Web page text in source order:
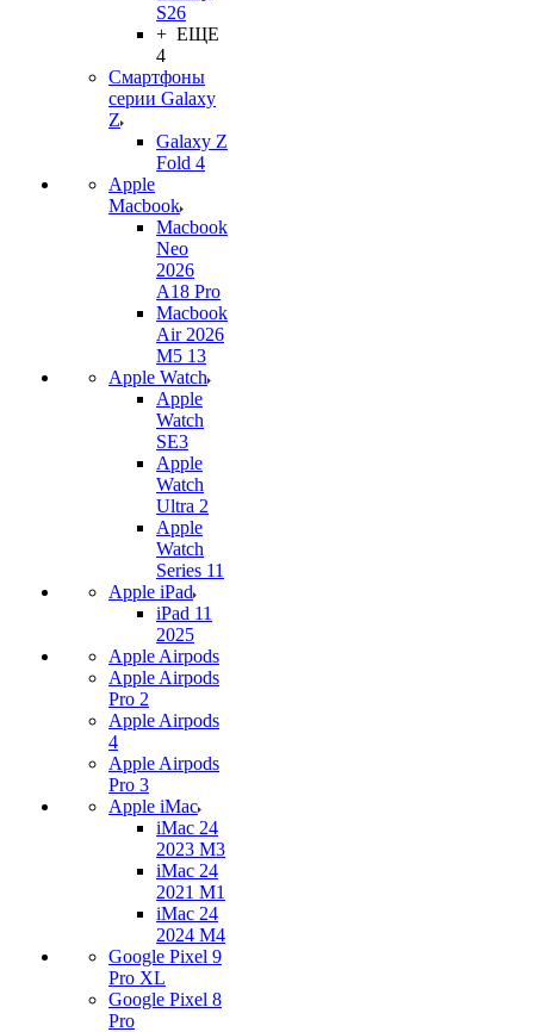
S26
+ ЕЩЕ
4
Смартфоны
серии Galaxy
Z
Galaxy Z
Fold 4
Apple
Macbook
Macbook
Neo
2026
A18 Pro
Macbook
Air 2026
M5 13
Apple Watch
Apple
Watch
SE3
Apple
Watch
Ultra 2
Apple
Watch
Series 11
Apple iPad
iPad 11
2025
Apple Airpods
Apple Airpods
Pro 2
Apple Airpods
4
Apple Airpods
Pro 3
Apple iMac
iMac 24
2023 M3
iMac 24
2021 M1
iMac 24
2024 M4
Google Pixel 9
Pro XL
Google Pixel 8
Pro